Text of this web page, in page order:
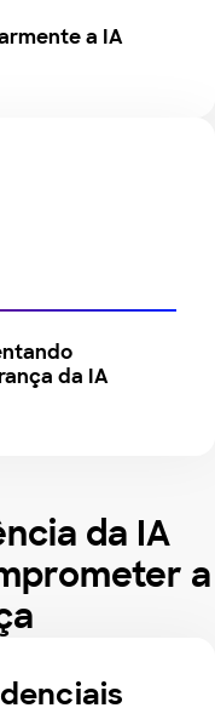
a IA
da IA
da IA
a